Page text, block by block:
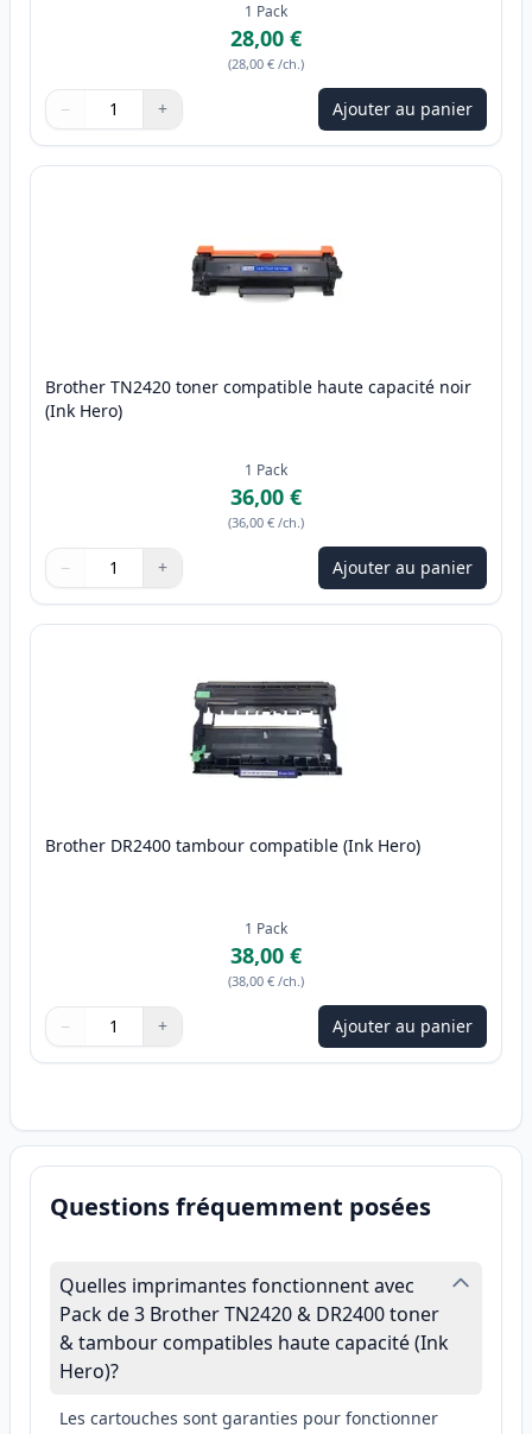
1 Pack
28,00 €
(28,00 € /ch.)
Quantité
Utilisez les boutons pour ajuster
− +
Quantité Ajouter au panier
Brother TN2420 toner compatible haute capacité noir
(Ink Hero)
1 Pack
36,00 €
(36,00 € /ch.)
Quantité
Utilisez les boutons pour ajuster
− +
Quantité Ajouter au panier
Brother DR2400 tambour compatible (Ink Hero)
1 Pack
38,00 €
(38,00 € /ch.)
Quantité
Utilisez les boutons pour ajuster
− +
Quantité Ajouter au panier
Questions fréquemment posées
Quelles imprimantes fonctionnent avec
Pack de 3 Brother TN2420 & DR2400 toner
& tambour compatibles haute capacité (Ink
Hero)?
Les cartouches sont garanties pour fonctionner